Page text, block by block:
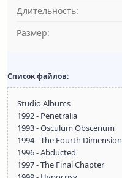
Длительность:
Размер:
Список файлов:
Studio Albums
1992 - Penetralia
1993 - Osculum Obscenum
1994 - The Fourth Dimension
1996 - Abducted
1997 - The Final Chapter